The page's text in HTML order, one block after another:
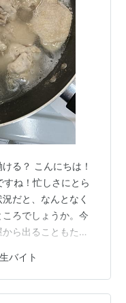
る？ こんにちは！
ね！忙しさにとら
だと、なんとなく
ろでしょうか。今
ら出ることもため
ってどのくらい働
的なバイトに関する
ランスが大事 バイ
バイト